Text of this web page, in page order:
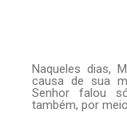
Naqueles dias,
causa de sua
Senhor falou
também, por